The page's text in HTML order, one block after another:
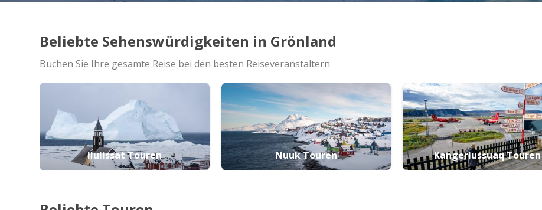
Beliebte Sehenswürdigkeiten in Grönland
Buchen Sie Ihre gesamte Reise bei den besten Reiseveranstaltern
Ilulissat Touren Nuuk Touren Kangerlussuaq Touren